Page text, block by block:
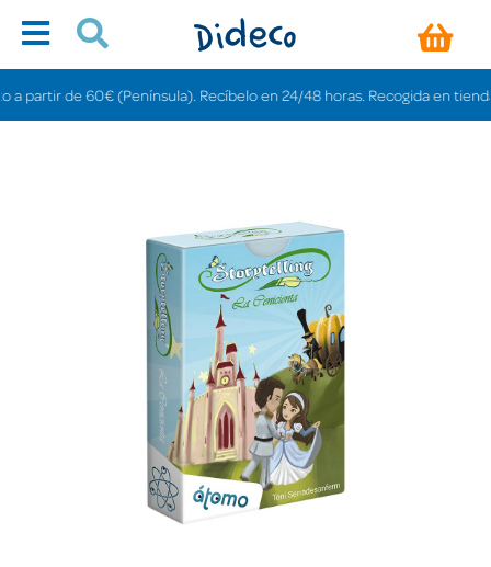
de 60€ (Península). Recíbelo en 24/48 horas. Recogida en tiendas